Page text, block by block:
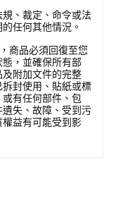
規、裁定、命令或法
任何其他情況。
商品必須回復至您
，並確保所有部
附加文件的完整
封使用、貼紙或標
有任何部件、包
失、故障、受到污
益有可能受到影